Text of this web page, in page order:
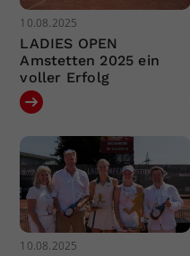
10.08.2025
LADIES OPEN
Amstetten 2025 ein
voller Erfolg
10.08.2025